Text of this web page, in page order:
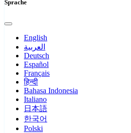
Sprache
English
العربية
Deutsch
Español
Français
हिन्दी
Bahasa Indonesia
Italiano
日本語
한국어
Polski